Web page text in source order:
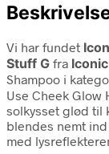
Vi har fundet
Stuff G fra
Shampoo i
Use Cheek Glow
solkysset glød til
blendes nemt
med